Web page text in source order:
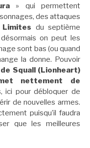
» qui permettent
des attaques
Limites du septième
on peut les
sont bas (ou quand
la donne. Pouvoir
Squall (Lionheart)
nettement de
ici pour débloquer de
de nouvelles armes.
puisqu’il faudra
que les meilleures